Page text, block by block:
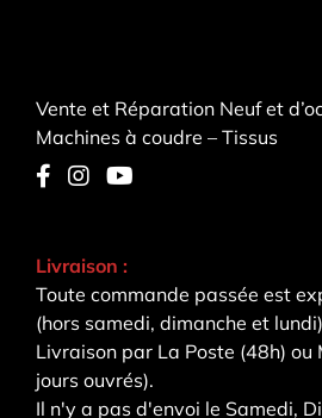
Vente et Réparation Neuf et
Machines à coudre – Tissus
Livraison :
Toute commande passée est
(hors samedi, dimanche et
Livraison par La Poste (48h) ou
jours ouvrés).
Il n'y a pas d'envoi le Samedi,